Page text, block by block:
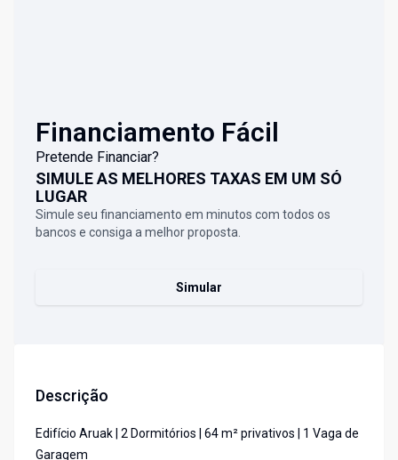
Financiamento Fácil
Pretende Financiar?
SIMULE AS MELHORES TAXAS EM UM SÓ
LUGAR
Simule seu financiamento em minutos com todos os
bancos e consiga a melhor proposta.
Simular
Descrição
Edifício Aruak | 2 Dormitórios | 64 m² privativos | 1 Vaga de
Garagem